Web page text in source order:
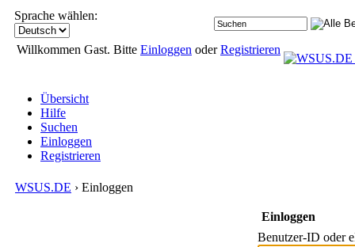
Sprache wählen:
Willkommen Gast. Bitte Einloggen oderRegistrieren
Übersicht
Hilfe
Suchen
Einloggen
Registrieren
WSUS.DE › Einloggen
Einloggen
Benutzer-ID oder